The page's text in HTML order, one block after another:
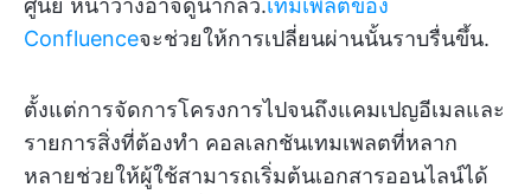
ศูนย์ หน้าว่างอาจดูน่ากลัว.เทมเพลตของ
Confluenceจะช่วยให้การเปลี่ยนผ่านนั้นราบรื่นขึ้น.
ตั้งแต่การจัดการโครงการไปจนถึงแคมเปญอีเมลและ
รายการสิ่งที่ต้องทำ คอลเลกชันเทมเพลตที่หลาก
หลายช่วยให้ผู้ใช้สามารถเริ่มต้นเอกสารออนไลน์ได้